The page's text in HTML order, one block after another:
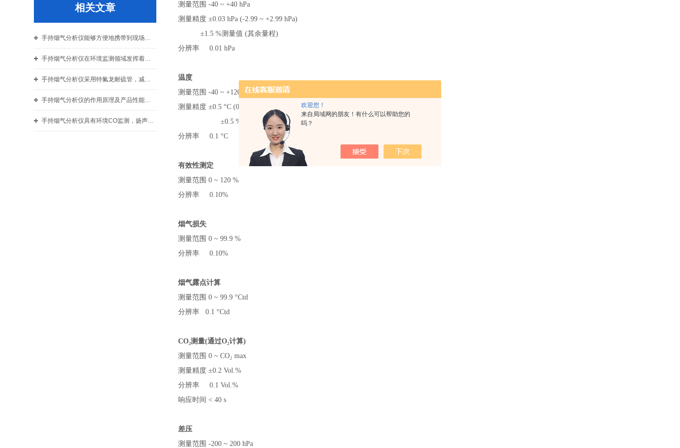
欢迎您！
来自局域网的朋友！有什么可以帮助您的
吗？
相关文章
手持烟气分析仪能够方便地携带到现场进行烟气检测
手持烟气分析仪在环境监测领域发挥着重要作用
手持烟气分析仪采用特氟龙耐硫管，减少烟气吸附
手持烟气分析仪的作用原理及产品性能特点介绍
手持烟气分析仪具有环境CO监测，扬声器报警功能
测量范围 -40 ~ +40 hPa
测量精度 ±0.03 hPa (-2.99 ~ +2.99 hPa)
±1.5 %测量值 (其余量程)
分辨率
0.01 hPa
温度
测量范围 -40 ~ +1200 °C
测量精度 ±0.5 °C (0 ~ +99 °C)
±0.5 %测量值 (其余量程)
分辨率
0.1 °C
有效性测定
测量范围 0 ~ 120 %
分辨率
0.10%
烟气损失
测量范围 0 ~ 99.9 %
分辨率
0.10%
烟气露点计算
测量范围 0 ~ 99.9 °Ctd
分辨率
0.1 °Ctd
CO₂测量(通过O₂计算)
测量范围 0 ~ CO₂ max
测量精度 ±0.2 Vol.%
分辨率
0.1 Vol.%
响应时间 < 40 s
差压
测量范围 -200 ~ 200 hPa